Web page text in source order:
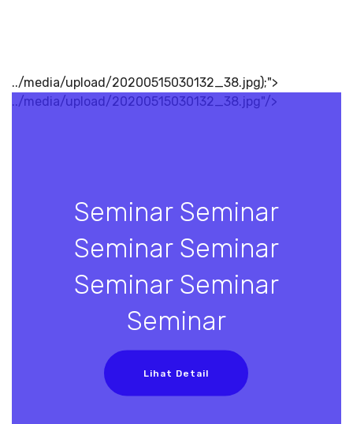
../media/upload/20200515030132_38.jpg);">
../media/upload/20200515030132_38.jpg"/>
Seminar Seminar
Seminar Seminar
Seminar Seminar
Seminar
Lihat Detail